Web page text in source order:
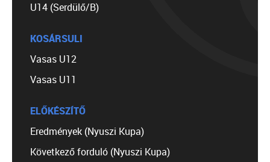
U14 (Serdülő/B)
KOSÁRSULI
Vasas U12
Vasas U11
ELŐKÉSZÍTŐ
Eredmények (Nyuszi Kupa)
Következő forduló (Nyuszi Kupa)